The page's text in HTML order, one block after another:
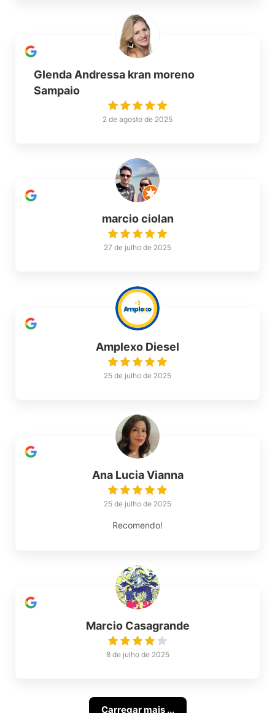
Glenda Andressa kran moreno
Sampaio
2 de agosto de 2025
marcio ciolan
27 de julho de 2025
Amplexo Diesel
25 de julho de 2025
Ana Lucia Vianna
25 de julho de 2025
Recomendo!
Marcio Casagrande
8 de julho de 2025
Carregar mais ...